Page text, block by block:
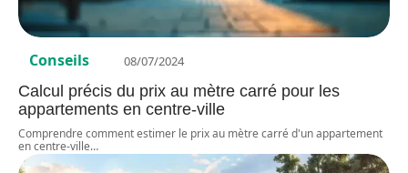
Conseils 08/07/2024
Calcul précis du prix au mètre carré pour les
appartements en centre-ville
Comprendre comment estimer le prix au mètre carré d'un appartement
en centre-ville…